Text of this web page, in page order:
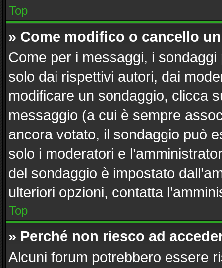
Top
» Come modifico o cancello
Come per i messaggi, i
solo dai rispettivi autori, dai
modificare un sondaggio, clicca
messaggio (a cui è sempre
ancora votato, il sondaggio può
solo i moderatori e
del sondaggio è impostato
ulteriori opzioni, contatta
Top
» Perché non riesco ad
Alcuni forum potrebbero essere